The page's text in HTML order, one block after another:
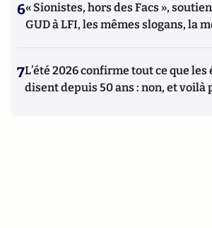
6« Sionistes, hors des Facs »,
GUD à LFI, les mêmes slogans, la
7L’été 2026 confirme tout ce que les
disent depuis 50 ans : non, et voilà